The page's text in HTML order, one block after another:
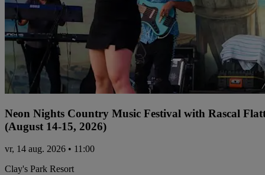
Neon Nights Country Music Festival with Rascal
(August 14-15, 2026)
vr, 14 aug. 2026 • 11:00
Clay's Park Resort